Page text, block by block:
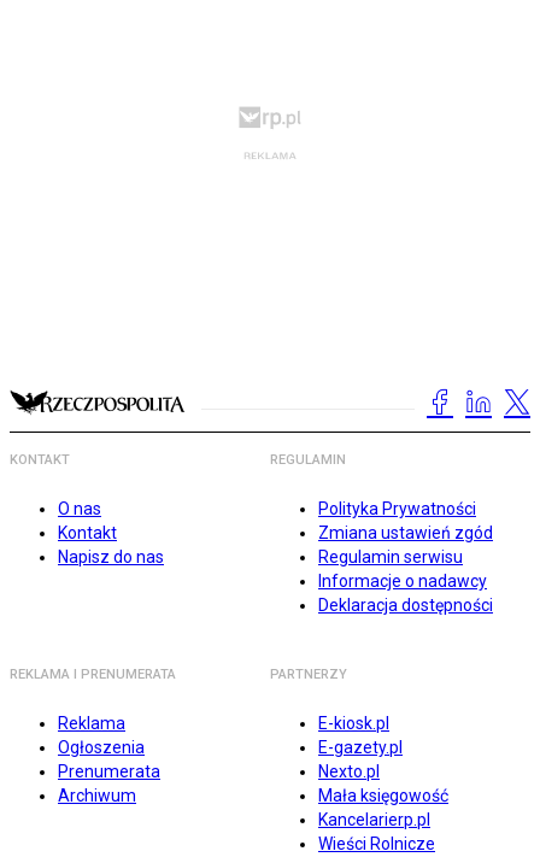
KONTAKT
O nas
Kontakt
Napisz do nas
REGULAMIN
Polityka Prywatności
Zmiana ustawień zgód
Regulamin serwisu
Informacje o nadawcy
Deklaracja dostępności
REKLAMA I PRENUMERATA
Reklama
Ogłoszenia
Prenumerata
Archiwum
PARTNERZY
E-kiosk.pl
E-gazety.pl
Nexto.pl
Mała księgowość
Kancelarierp.pl
Wieści Rolnicze